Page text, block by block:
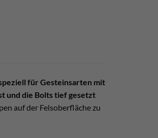
für Gesteinsarten mit
und die Bolts tief gesetzt
auf der Felsoberfläche zu